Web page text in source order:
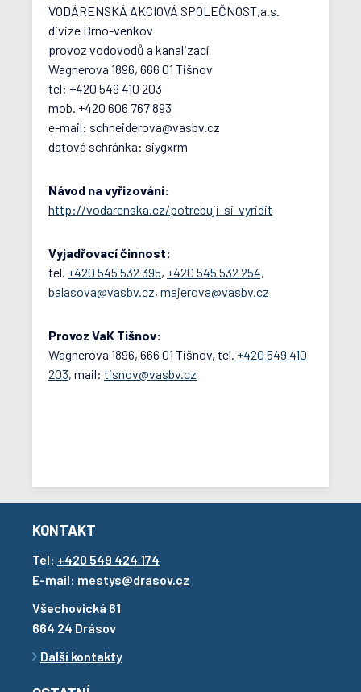
VODÁRENSKÁ AKCIOVÁ SPOLEČNOST,a.s.
divize Brno-venkov
provoz vodovodů a kanalizací
Wagnerova 1896, 666 01 Tišnov
tel: +420 549 410 203
mob. +420 606 767 893
e-mail: schneiderova@vasbv.cz
datová schránka: siygxrm
Návod na vyřizování:
http://vodarenska.cz/potrebuji-si-vyridit
Vyjadřovací činnost:
tel. +420 545 532 395, +420 545 532 254,
balasova@vasbv.cz, majerova@vasbv.cz
Provoz VaK Tišnov:
Wagnerova 1896, 666 01 Tišnov, tel. +420 549 410
203, mail: tisnov@vasbv.cz
KONTAKT
Tel: +420 549 424 174
E-mail: mestys@drasov.cz
Všechovická 61
664 24 Drásov
Další kontakty